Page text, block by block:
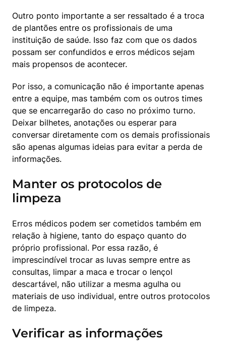
Outro ponto importante a ser ressaltado é a troca
de plantões entre os profissionais de uma
instituição de saúde. Isso faz com que os dados
possam ser confundidos e erros médicos sejam
mais propensos de acontecer.
Por isso, a comunicação não é importante apenas
entre a equipe, mas também com os outros times
que se encarregarão do caso no próximo turno.
Deixar bilhetes, anotações ou esperar para
conversar diretamente com os demais profissionais
são apenas algumas ideias para evitar a perda de
informações.
Manter os protocolos de
limpeza
Erros médicos podem ser cometidos também em
relação à higiene, tanto do espaço quanto do
próprio profissional. Por essa razão, é
imprescindível trocar as luvas sempre entre as
consultas, limpar a maca e trocar o lençol
descartável, não utilizar a mesma agulha ou
materiais de uso individual, entre outros protocolos
de limpeza.
Verificar as informações